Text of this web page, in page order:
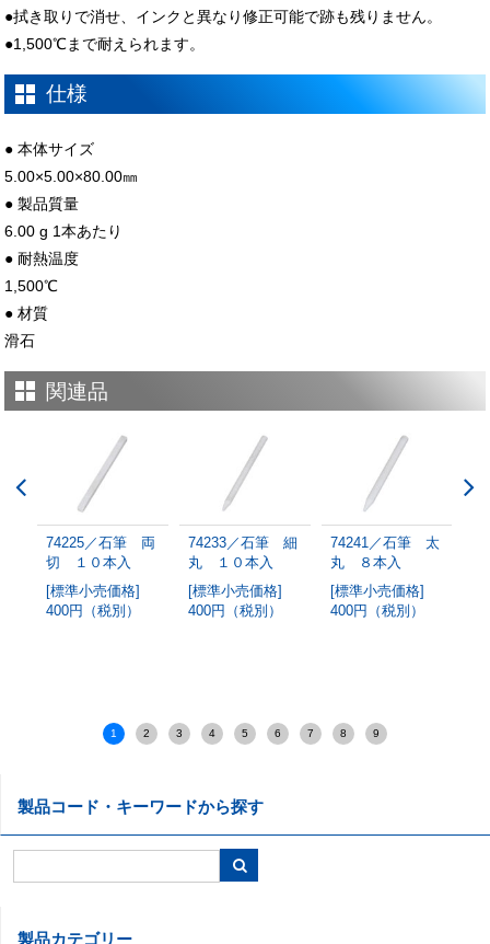
●拭き取りで消せ、インクと異なり修正可能で跡も残りません。
●1,500℃まで耐えられます。
仕様
● 本体サイズ
5.00×5.00×80.00㎜
● 製品質量
6.00 g 1本あたり
● 耐熱温度
1,500℃
● 材質
滑石
関連品
74225／石筆 両
切 １０本入
[標準小売価格]
400円（税別）
74233／石筆 細
丸 １０本入
[標準小売価格]
400円（税別）
74241／石筆 太
丸 ８本入
[標準小売価格]
400円（税別）
1 2 3 4 5 6 7 8 9
製品コード・キーワードから探す
製品カテゴリー